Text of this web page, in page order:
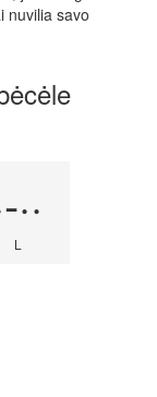
nuvilia savo
··
L